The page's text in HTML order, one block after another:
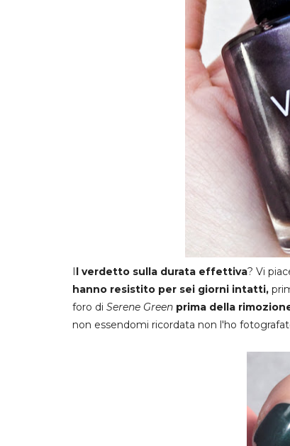
Il verdetto sulla durata effettiva? Vi
hanno resistito per sei giorni intatti,
foro di Serene Green prima della
non essendomi ricordata non l'ho